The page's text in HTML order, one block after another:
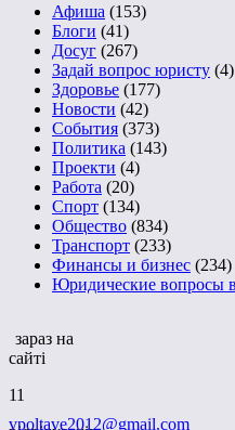
Афиша (153)
Блоги (41)
Досуг (267)
Задай вопрос юристу (4)
Здоровье (177)
Новости (42)
События (373)
Политика (143)
Проекти (4)
Работа (20)
Спорт (134)
Общество (834)
Транспорт (233)
Финансы и бизнес (234)
Юридические вопросы
зараз на
сайті
11
vpoltave2012@gmail.com